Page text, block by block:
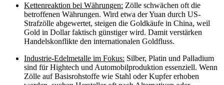
Kettenreaktion bei Währungen: Zölle schwächen oft die
betroffenen Währungen. Wird etwa der Yuan durch US-
Strafzölle abgewertet, steigen die Goldkäufe in China, weil
Gold in Dollar faktisch günstiger wird. Damit verstärken
Handelskonflikte den internationalen Goldfluss.
Industrie-Edelmetalle im Fokus: Silber, Platin und Palladium
sind für Hightech und Automobilproduktion essenziell. Wenn
Zölle auf Basisrohstoffe wie Stahl oder Kupfer erhoben